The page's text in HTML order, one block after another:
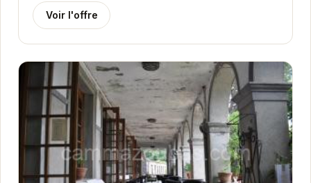
Voir l'offre